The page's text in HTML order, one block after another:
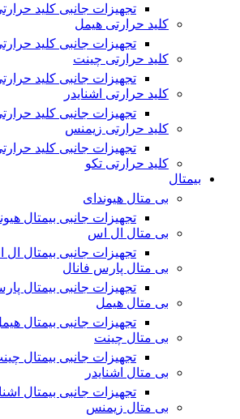
تجهیزات جانبی کلید
کلید حرارتی هیمل
تجهیزات جانبی کلید
کلید حرارتی چینت
تجهیزات جانبی کلید
کلید حرارتی اشنایدر
تجهیزات جانبی کلید
کلید حرارتی زیمنس
تجهیزات جانبی کلید
کلید حرارتی تکو
بیمتال
بی متال هیوندای
تجهیزات جانبی بیمتال
بی متال ال اس
تجهیزات جانبی بیمتال
بی متال پارس فانال
تجهیزات جانبی بیمتال
بی متال هیمل
تجهیزات جانبی بیمتال
بی متال چینت
تجهیزات جانبی بیمتال
بی متال اشنایدر
تجهیزات جانبی بیمتال
بی متال زیمنس